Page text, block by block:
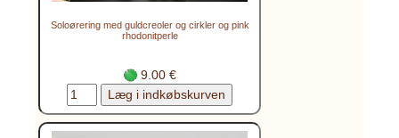
Soloørering med guldcreoler og cirkler og pink
rhodonitperle
9.00 €